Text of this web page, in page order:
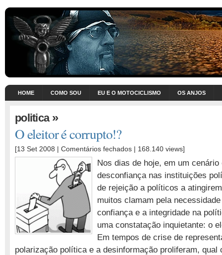
HOME COMO SOU EU E O MOTOCICLISMO OS ANJOS
politica»
O eleitor é corrupto!?
[13 Set 2008 | Comentários fechados em
eleitor
é
corrupto!?
| 168.140 views]
Nos dias de hoje, em um
desconfiança nas instituições
de rejeição a políticos a
muitos clamam pela
confiança e a integridade na
uma constatação inquietante: o
Em tempos de crise de
polarização política e a desinformação proliferam, qual